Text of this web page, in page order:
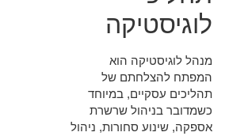
לוגיסטיקה
מנהל לוגיסטיקה הוא
המפתח להצלחתם של
תהליכים עסקיים, במיוחד
כשמדובר בניהול שרשרת
אספקה, שינוע סחורות, ניהול